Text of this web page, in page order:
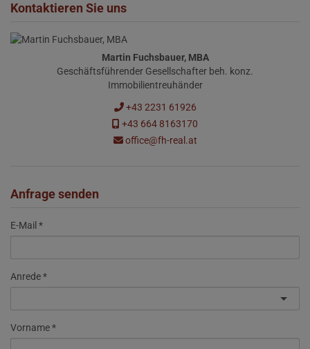
Kontaktieren Sie uns
Martin Fuchsbauer, MBA
Geschäftsführender Gesellschafter beh. konz.
Immobilientreuhänder
+43 2231 61926
+43 664 8163170
office@fh-real.at
Anfrage senden
E-Mail
Anrede
Vorname